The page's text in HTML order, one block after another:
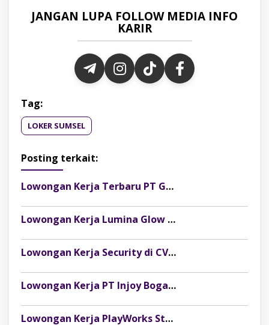
JANGAN LUPA FOLLOW MEDIA INFO
KARIR
Tag:
LOKER SUMSEL
Posting terkait:
Lowongan Kerja Terbaru PT Gelora Citra Kimia Abadi Palembang
Lowongan Kerja Lumina Glow Clinic & Salon Palembang Terbaru
Lowongan Kerja Security di CV Indosteel Sumber Berkat Palembang
Lowongan Kerja PT Injoy Boga Indonesia (Distributor Es Krim Aice Palembang)
Lowongan Kerja PlayWorks Store Palembang Trade Centre Terbaru